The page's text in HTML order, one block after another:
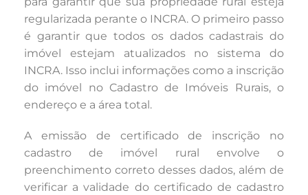
regularizada perante o INCRA. O primeiro passo
é garantir que todos os dados cadastrais do
imóvel estejam atualizados no sistema do
INCRA. Isso inclui informações como a inscrição
do imóvel no Cadastro de Imóveis Rurais, o
endereço e a área total.
A emissão de certificado de inscrição no
cadastro de imóvel rural envolve o
preenchimento correto desses dados, além de
verificar a validade do certificado de cadastro